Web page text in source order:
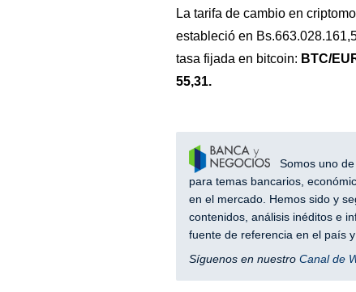
La tarifa de cambio en
estableció en
tasa fijada en bitcoin: BTC/
55,31.
Somos uno
para temas bancarios,
en el mercado. Hemos sido y
contenidos, análisis inéditos e
fuente de referencia en el país
Síguenos en nuestro Canal de